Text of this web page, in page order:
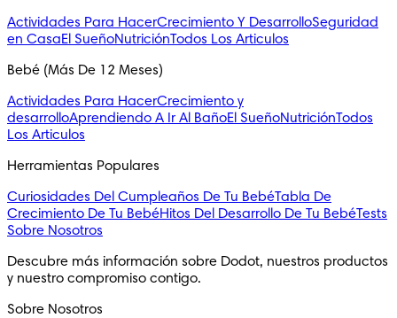
Actividades Para HacerCrecimiento Y DesarrolloSeguridad
en CasaEl SueñoNutriciónTodos Los Articulos
Bebé (Más De 12 Meses)
Actividades Para HacerCrecimiento y
desarrolloAprendiendo A Ir Al BañoEl SueñoNutriciónTodos
Los Articulos
Herramientas Populares
Curiosidades Del Cumpleaños De Tu BebéTabla De
Crecimiento De Tu BebéHitos Del Desarrollo De Tu BebéTests
Sobre Nosotros
Descubre más información sobre Dodot, nuestros productos
y nuestro compromiso contigo.
Sobre Nosotros